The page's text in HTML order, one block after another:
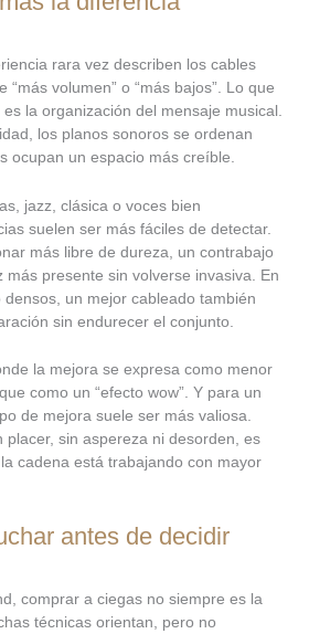
rara vez describen los cables
“más volumen” o “más bajos”. Lo que
la organización del mensaje musical.
los planos sonoros se ordenan
ocupan un espacio más creíble.
jazz, clásica o voces bien
suelen ser más fáciles de detectar.
más libre de dureza, un contrabajo
más presente sin volverse invasiva. En
un mejor cableado también
sin endurecer el conjunto.
la mejora se expresa como menor
como un “efecto wow”. Y para un
de mejora suele ser más valiosa.
placer, sin aspereza ni desorden, es
cadena está trabajando con mayor
antes de decidir
comprar a ciegas no siempre es la
técnicas orientan, pero no